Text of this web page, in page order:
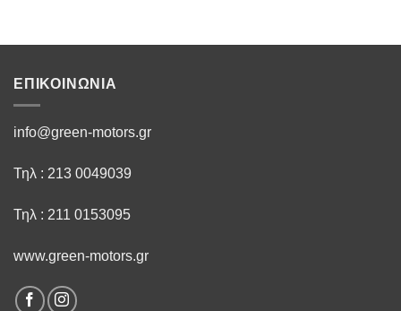
ΕΠΙΚΟΙΝΩΝΙΑ
info@green-motors.gr
Τηλ : 213 0049039
Τηλ : 211 0153095
www.green-motors.gr